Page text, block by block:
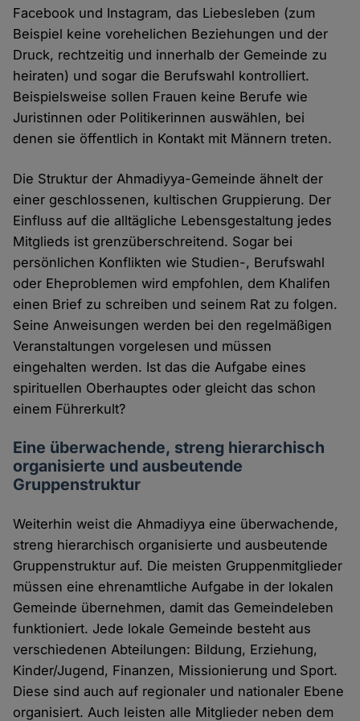
Facebook und Instagram, das Liebesleben (zum
Beispiel keine vorehelichen Beziehungen und der
Druck, rechtzeitig und innerhalb der Gemeinde zu
heiraten) und sogar die Berufswahl kontrolliert.
Beispielsweise sollen Frauen keine Berufe wie
Juristinnen oder Politikerinnen auswählen, bei
denen sie öffentlich in Kontakt mit Männern treten.
Die Struktur der Ahmadiyya-Gemeinde ähnelt der
einer geschlossenen, kultischen Gruppierung. Der
Einfluss auf die alltägliche Lebensgestaltung jedes
Mitglieds ist grenzüberschreitend. Sogar bei
persönlichen Konflikten wie Studien-, Berufswahl
oder Eheproblemen wird empfohlen, dem Khalifen
einen Brief zu schreiben und seinem Rat zu folgen.
Seine Anweisungen werden bei den regelmäßigen
Veranstaltungen vorgelesen und müssen
eingehalten werden. Ist das die Aufgabe eines
spirituellen Oberhauptes oder gleicht das schon
einem Führerkult?
Eine überwachende, streng hierarchisch
organisierte und ausbeutende
Gruppenstruktur
Weiterhin weist die Ahmadiyya eine überwachende,
streng hierarchisch organisierte und ausbeutende
Gruppenstruktur auf. Die meisten Gruppenmitglieder
müssen eine ehrenamtliche Aufgabe in der lokalen
Gemeinde übernehmen, damit das Gemeindeleben
funktioniert. Jede lokale Gemeinde besteht aus
verschiedenen Abteilungen: Bildung, Erziehung,
Kinder/Jugend, Finanzen, Missionierung und Sport.
Diese sind auch auf regionaler und nationaler Ebene
organisiert. Auch leisten alle Mitglieder neben dem